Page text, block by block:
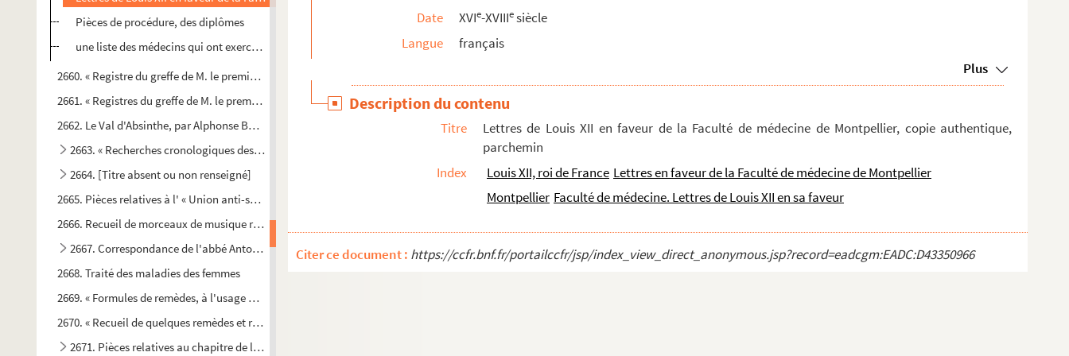
Pièces de procédure, des diplômes
une liste des médecins qui ont exercé à Troyes, de 1580 à 1748 ; etc.
2660. « Registre du greffe de M. le premier chirurgien du Roy pour la communauté des maîtres en chirurgie ...
2661. « Registres du greffe de M. le premier chirurgien du Roy pour la communauté des maîtres chirurgiens ...
2662. Le Val d'Absinthe, par Alphonse Baudouin
2663. « Recherches cronologiques des vies des saints dont les reliques sont au diocèse et ville de Troyes,...
2664. [Titre absent ou non renseigné]
2665. Pièces relatives à l' « Union anti-socialiste de l'Aube ». (1849-1851)
2666. Recueil de morceaux de musique religieuse exécutés dans le diocèse de Troyes, de 1837 à 1870 (Aulagn...
2667. Correspondance de l'abbé Antoine-Narcisse Thiesson, curé de Viâpres (1839-1870)
2668. Traité des maladies des femmes
2669. « Formules de remèdes, à l'usage de l'hôpital de Troyes. Octobre 1780 »
2670. « Recueil de quelques remèdes et receptes particulières pour les personnes »
2671. Pièces relatives au chapitre de l'église Saint-Étienne de Troyes
Date
XVIe-XVIIIesiècle
Langue
français
Plus
Description du contenu
Titre
Lettres de Louis XII en faveur de la Faculté de médecine de Montpellier, copie authentique,
parchemin
Index
Louis XII, roi de France Lettres en faveur de la Faculté de médecine de Montpellier
Montpellier Faculté de médecine. Lettres de Louis XII en sa faveur
Citer ce document : https://ccfr.bnf.fr/portailccfr/jsp/index_view_direct_anonymous.jsp?record=eadcgm:EADC:D43350966